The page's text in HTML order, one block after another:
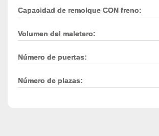
Capacidad de remolque CON freno:
Volumen del maletero:
Número de puertas:
Número de plazas: